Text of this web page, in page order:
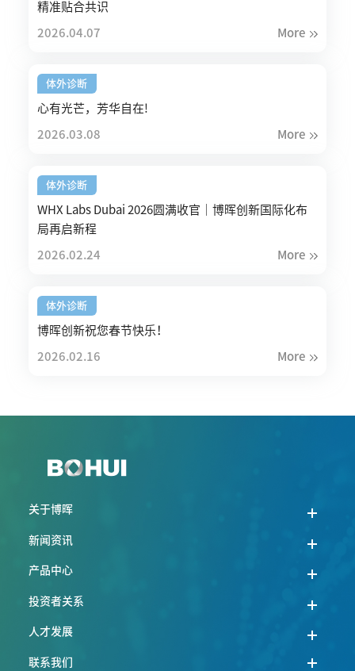
精准贴合共识
2026.04.07 More
体外诊断
心有光芒，芳华自在!
2026.03.08 More
体外诊断
WHX Labs Dubai 2026圆满收官｜博晖创新国际化布
局再启新程
2026.02.24 More
体外诊断
博晖创新祝您春节快乐！
2026.02.16 More
关于博晖
新闻资讯
产品中心
投资者关系
人才发展
联系我们